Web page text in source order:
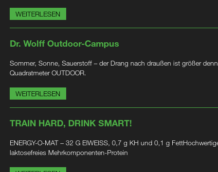
WEITERLESEN
Dr. Wolff Outdoor-Campus
Sommer, Sonne, Sauerstoff – der Drang nach draußen ist größer
Quadratmeter OUTDOOR.
WEITERLESEN
TRAIN HARD, DRINK SMART!
ENERGY-O-MAT – 32 G EIWEISS, 0,7 g KH und 0,1 g
laktosefreies Mehrkomponenten-Protein